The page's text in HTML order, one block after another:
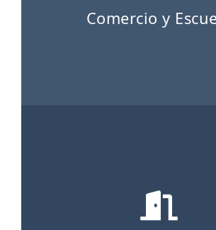
Comercio y